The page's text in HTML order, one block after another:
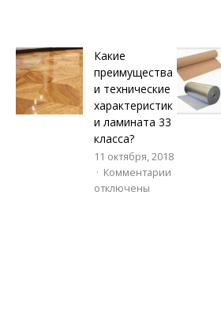
Какие
преимущества
и технические
характеристик
и ламината 33
класса?
11 октября, 2018
Комментарии
отключены